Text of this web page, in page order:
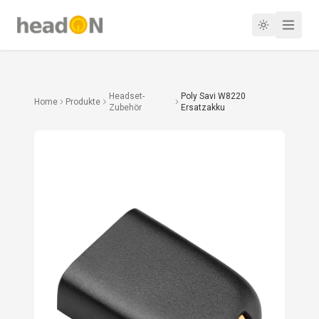
Home Produkte
Headset-
Zubehör
Poly Savi W8220
Ersatzakku